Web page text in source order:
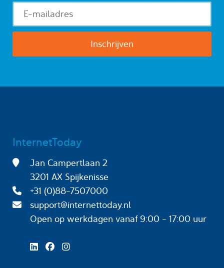
InternetToday
Jan Campertlaan 2
3201 AX Spijkenisse
+31 (0)88-7507000
support@internettoday.nl
Open op werkdagen
vanaf 9:00 - 17:00 uur